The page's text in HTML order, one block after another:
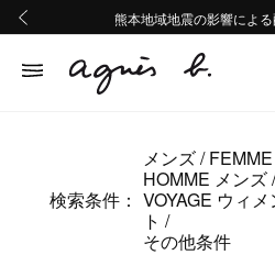
熊本地域地震の影響によ
Summer Sale
熊本地域地震の影響によ
Summer Sale
検索条件：
メンズ
HOMME メンズ
VOYAGE ウィ
ト
その他条件